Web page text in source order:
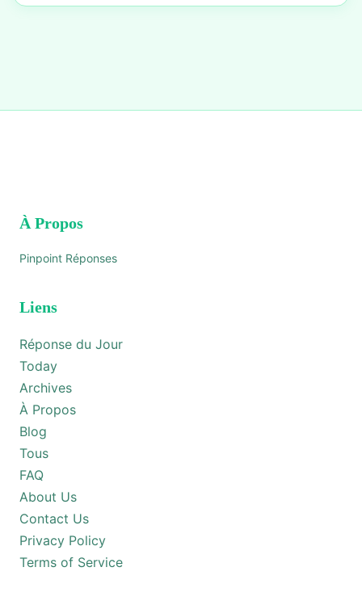
À Propos
Pinpoint Réponses
Liens
Réponse du Jour
Today
Archives
À Propos
Blog
Tous
FAQ
About Us
Contact Us
Privacy Policy
Terms of Service